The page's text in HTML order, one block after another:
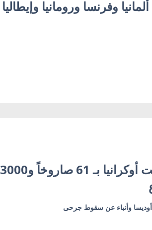
وفرنسا ورومانيا وإيطاليا
زيلينسكي: روسيا استهدفت أوكرانيا بـ 61 صاروخاً و3000
وأنباء عن سقوط جرحى